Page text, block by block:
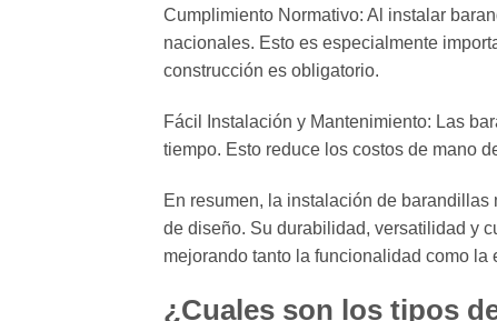
Cumplimiento Normativo: Al instalar
nacionales. Esto es especialmente
construcción es obligatorio.
Fácil Instalación y Mantenimiento: Las
tiempo. Esto reduce los costos de mano
En resumen, la instalación de
de diseño. Su durabilidad, versatilidad y
mejorando tanto la funcionalidad como la
¿Cuales son los tipos